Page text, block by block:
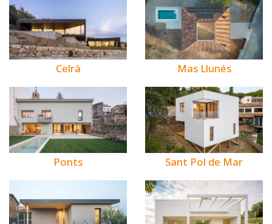
Celrà Mas Llunés
Ponts Sant Pol de Mar